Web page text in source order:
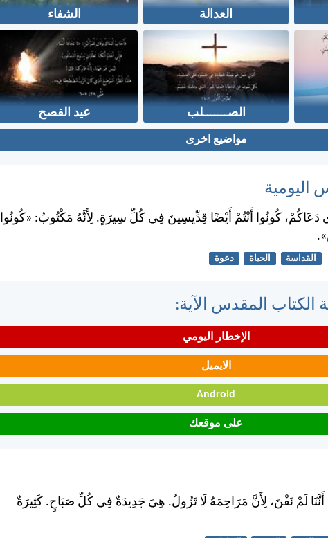
العدالة الشفاء
الصـــــــلب عيد الفصح
مواضيع اخرى
اليومية
كُونُوا أَنْتُمْ أَيْضًا قِدِّيسِينَ فِي كُلِّ سِيرَةٍ. لِأَنَّهُ مَكْتُوبٌ: «كُونُوا
القداسة الحياة دعوة
الكتاب المقدس الآية:
الإخطار اليومي
الايميل
Android
على موقعك
لَمْ نَفْنَ، لِأَنَّ مَرَاحِمَهُ لَا تَزُولُ. هِيَ جَدِيدَةٌ فِي كُلِّ صَبَاحٍ. كَثِيرَةٌ